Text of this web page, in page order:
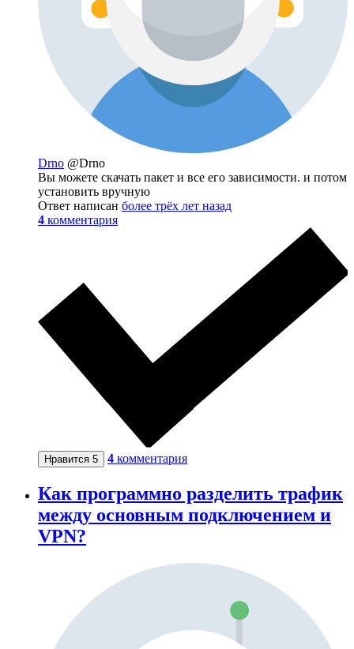
Drno @Drno
Вы можете скачать пакет и все его зависимости. и потом
установить вручную
Ответ написан более трёх лет назад
4 комментария
Нравится 5 4 комментария
Как программно разделить трафик
между основным подключением и
VPN?